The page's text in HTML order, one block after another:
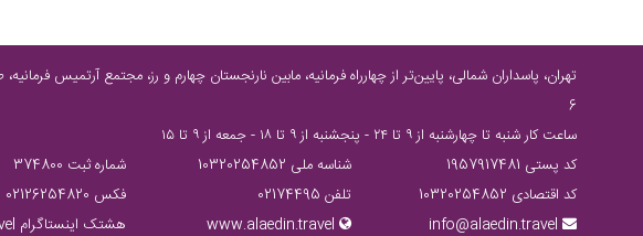
6
ساعت كار شنبه تا چهارشنبه از ٩ تا ٢٤ - پنجشنبه از ٩ تا ١٨ - جمعه از ٩ تا ١٥
کد پستی 1957917481
شناسه ملی 10320254852
شماره ثبت 374800
کد اقتصادی 10320254852
تلفن 02174495
فکس 02126254820
info@alaedin.travel
www.alaedin.travel هشتک اینستاگرام alaedintravel#